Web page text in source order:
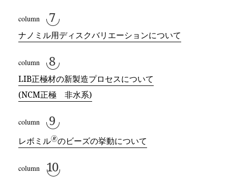
ナノミル用ディスクバリエーションについて
LIB正極材の新製造プロセスについて
(NCM正極 非水系)
レボミル🄬のビーズの挙動について